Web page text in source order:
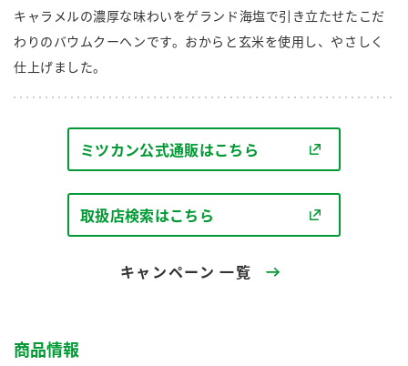
酢 調味酢
お酢ドリンク ぽん酢
みりん風・料理酒 鍋用調味料
つゆ たれ
キャンペーン情報
ブランド・スペシャルサイト
ブランド・スペシャルサイト トップ
商品ブランドサイト
Fibee（ファイビー）
くらしプラ酢
ぽん酢
企業情報
国内事業概要
ミツカングループについて
採用情報
キャラメルの濃厚な味わいをゲランド海塩で引き立たせたこだ
わりのバウムクーヘンです。おからと玄米を使用し、やさしく
仕上げました。
ミツカン公式通販はこちら
取扱店検索はこちら
キャンペーン 一覧
商品情報